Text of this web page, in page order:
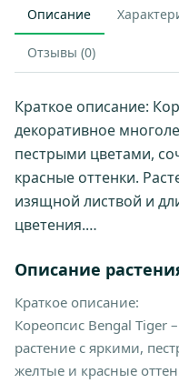
Описание
Отзывы (0)
Краткое описание:
декоративное
пестрыми цветами,
красные оттенки.
изящной листвой и
цветения.…
Описание
Краткое описание:
Кореопсис Bengal Tiger
растение с яркими,
желтые и красные